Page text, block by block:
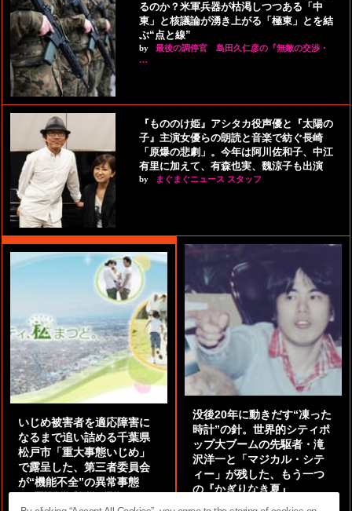
るのか？米軍兵器が枯渇しつつある「中
東」と核議論が湧き上がる「極東」とを結
ぶ“点と線”
by
最後の調停官 島田久仁彦の『無敵の交渉・
…
『もののけ姫』アシタカ役声優と『太陽の
子』主演女優らの朗読と音楽で紡ぐ長崎
「原爆の悲劇」。今年は阿川佐和子、中江
有里に加えて、有森也実、魏涼子も出演
by まぐまぐニュース スタッフ
いじめ被害者を適応障害に
なるまで追い詰める千葉県
松戸市「重大事態いじめ」
で露呈した、第三者委員会
が“機能不全”の異常事態
by 阿部泰尚『伝説の探偵』
没後20年に動きだす“凍った
時計”の針。世界的シティポ
ップ大ブームの先駆者・滝
沢洋一と「マジカル・シテ
ィー」が残した、もう一つ
の『かぎりなき夏』